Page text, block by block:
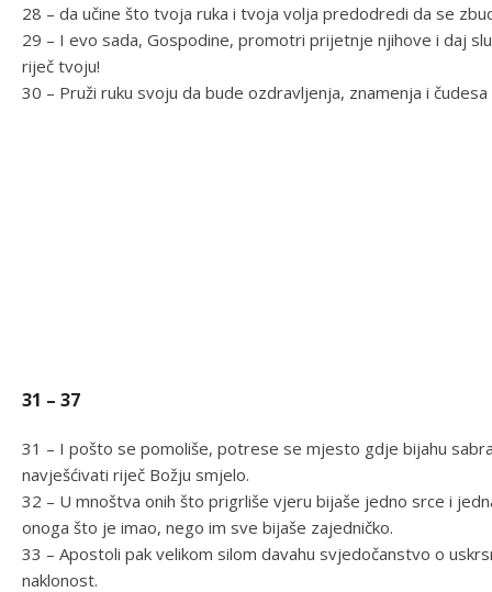
28 – da učine što tvoja ruka i tvoja volja predodredi da se
29 – I evo sada, Gospodine, promotri prijetnje njihove i daj
riječ tvoju!
30 – Pruži ruku svoju da bude ozdravljenja, znamenja i
31 – 37
31 – I pošto se pomoliše, potrese se mjesto gdje bijahu
navješćivati riječ Božju smjelo.
32 – U mnoštva onih što prigrliše vjeru bijaše jedno srce i
onoga što je imao, nego im sve bijaše zajedničko.
33 – Apostoli pak velikom silom davahu svjedočanstvo o
naklonost.